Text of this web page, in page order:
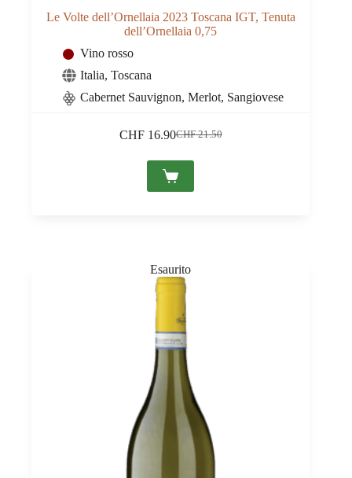
Le Volte dell’Ornellaia 2023 Toscana IGT, Tenuta
dell’Ornellaia 0,75
Vino rosso
Italia, Toscana
Cabernet Sauvignon, Merlot, Sangiovese
CHF21.50
Il
era:
CHF16.90
Il
è: